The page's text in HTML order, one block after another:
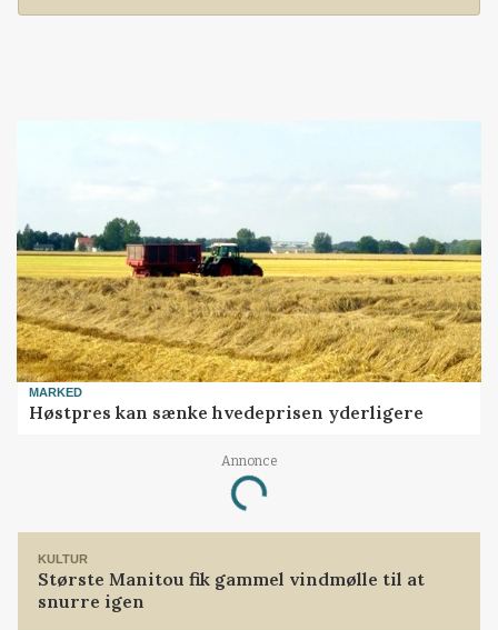
MARKED
Høstpres kan sænke hvedeprisen yderligere
Annonce
Loading...
KULTUR
Største Manitou fik gammel vindmølle til at
snurre igen